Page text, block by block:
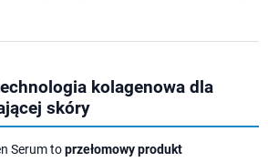
kolagenowa dla
skóry
Serum toprzełomowy produkt